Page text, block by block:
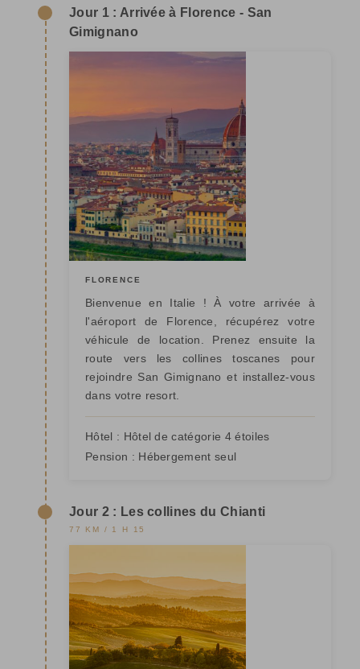
Jour 1 : Arrivée à Florence - San
Gimignano
FLORENCE
Bienvenue en Italie ! À votre arrivée à
l'aéroport de Florence, récupérez votre
véhicule de location. Prenez ensuite la
route vers les collines toscanes pour
rejoindre San Gimignano et installez-vous
dans votre resort.
Hôtel : Hôtel de catégorie 4 étoiles
Pension : Hébergement seul
Jour 2 : Les collines du Chianti
77 KM / 1 H 15